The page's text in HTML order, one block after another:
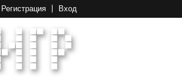
Регистрация Вход